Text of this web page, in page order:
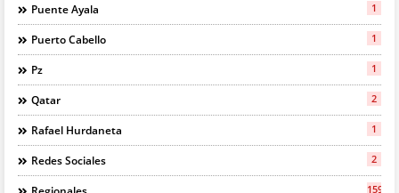
Puente Ayala 1
Puerto Cabello 1
Pz 1
Qatar 2
Rafael Hurdaneta 1
Redes Sociales 2
159